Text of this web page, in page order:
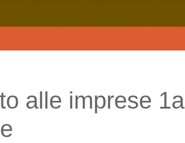
alle imprese 1a